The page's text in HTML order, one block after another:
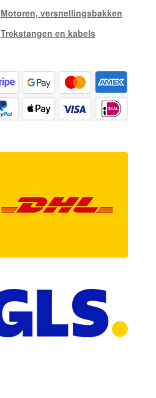
Motoren, versnellingsbakken
Trekstangen en kabels